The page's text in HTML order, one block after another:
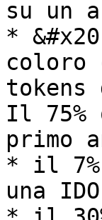
su un
*
coloro
tokens
Il
primo
* il
una